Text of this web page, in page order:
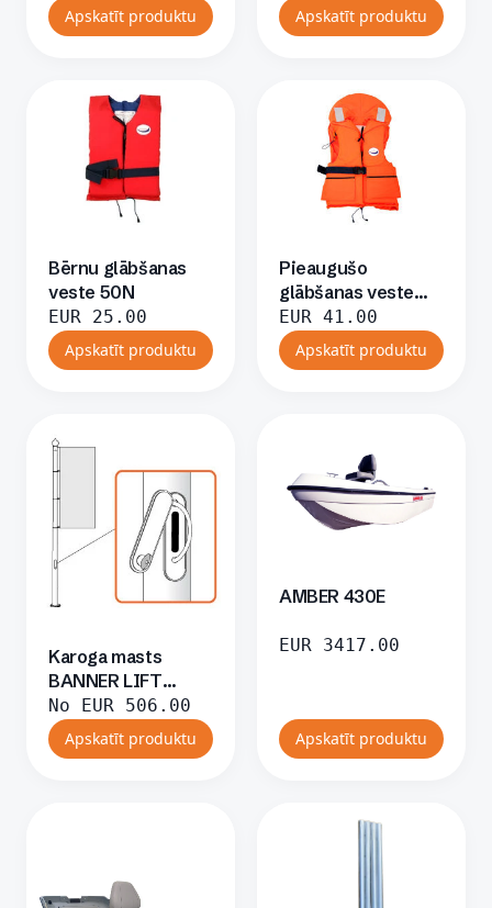
Apskatīt produktu
Apskatīt produktu
Bērnu glābšanas
veste 50N
EUR 25.00
Apskatīt produktu
Pieaugušo
glābšanas veste
100N
EUR 41.00
Apskatīt produktu
Karoga masts
BANNER LIFT
(slēdzenes)
sistēma
No EUR 506.00
Apskatīt produktu
AMBER 430E
EUR 3417.00
Apskatīt produktu